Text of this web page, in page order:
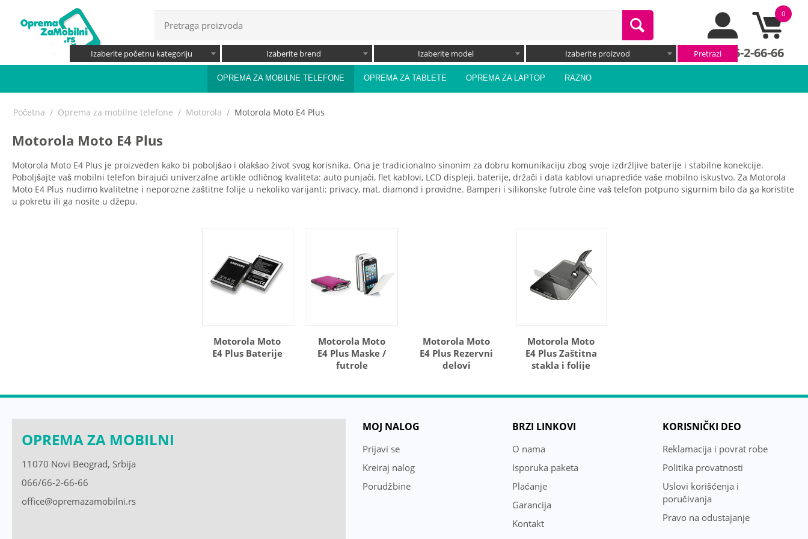
0
066/66-2-66-66
Izaberite početnu kategoriju Izaberite brend Izaberite model Izaberite proizvod
OPREMA ZA MOBILNE TELEFONE OPREMA ZA TABLETE OPREMA ZA LAPTOP RAZNO
Početna / Oprema za mobilne telefone / Motorola / Motorola Moto E4 Plus
Motorola Moto E4 Plus
Motorola Moto E4 Plus je proizveden kako bi poboljšao i olakšao život svog korisnika. Ona je tradicionalno sinonim za dobru komunikaciju zbog svoje izdržljive baterije i stabilne konekcije.
Poboljšajte vaš mobilni telefon birajući univerzalne artikle odličnog kvaliteta: auto punjači, flet kablovi, LCD displeji, baterije, držači i data kablovi unaprediće vaše mobilno iskustvo. Za Motorola
Moto E4 Plus nudimo kvalitetne i neporozne zaštitne folije u nekoliko varijanti: privacy, mat, diamond i providne. Bamperi i silikonske futrole čine vaš telefon potpuno sigurnim bilo da ga koristite
u pokretu ili ga nosite u džepu.
Motorola Moto
E4 Plus Baterije
Motorola Moto
E4 Plus Maske /
futrole
Motorola Moto
E4 Plus Rezervni
delovi
Motorola Moto
E4 Plus Zaštitna
stakla i folije
OPREMA ZA MOBILNI
11070 Novi Beograd, Srbija
066/66-2-66-66
office@opremazamobilni.rs
MOJ NALOG
Prijavi se
Kreiraj nalog
Porudžbine
BRZI LINKOVI
O nama
Isporuka paketa
Plaćanje
Garancija
Kontakt
KORISNIČKI DEO
Reklamacija i povrat robe
Politika provatnosti
Uslovi korišćenja i
poručivanja
Pravo na odustajanje